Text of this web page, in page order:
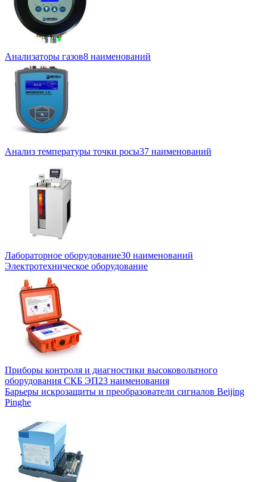
Анализаторы газов8 наименований
Анализ температуры точки росы37 наименований
Лабораторное оборудование30 наименований
Электротехническое оборудование
Приборы контроля и диагностики высоковольтного
оборудования СКБ ЭП23 наименования
Барьеры искрозащиты и преобразователи сигналов Beijing
Pinghe